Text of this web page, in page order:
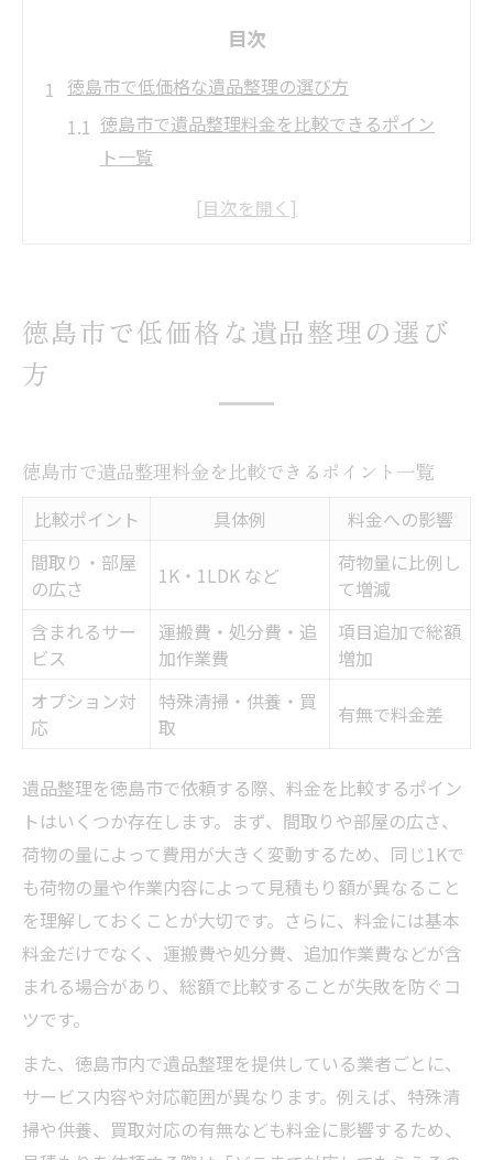
目次
徳島市で低価格な遺品整理の選び方
徳島市で遺品整理料金を比較できるポイン
ト一覧
低価格遺品整理を選ぶ際の見極め方とは
法
間取り別・徳島市の遺品整理費用相場早見
遺品整理費用が変動する主な要因とは
安心できる遺品整理サービスの特徴を解説
追加料金が発生しやすいケースの注意点
徳島市で利用できる遺品整理の補助制度
費用を抑える遺品整理の賢い進め方
遺品整理の費用を抑える具体的な方法比較
不用品買取を活用した遺品整理の節約術
複数業者へ見積もり依頼するメリット
徳島市で安く依頼できる時期やタイミング
自分でできる遺品整理と業者依頼の違い
納得できる遺品整理を実現する秘訣
遺品整理で後悔しないためのポイント比較
家族と話し合いながら進めるコツ
徳島市で遺品供養を依頼する際の流れ
低価格サービスを選ぶ際の注意点とは
低価格遺品整理業者のサービス比較表
徳島市で低価格な遺品整理の選び
方
徳島市で遺品整理料金を比較できるポイント一覧
比較ポイント 具体例
料金への影響
間取り・部屋
の広さ
1K・1LDK など
荷物量に比例し
て増減
含まれるサー
ビス
運搬費・処分費・追
加作業費
項目追加で総額
増加
オプション対
応
特殊清掃・供養・買
取
有無で料金差
遺品整理を徳島市で依頼する際、料金を比較するポイン
トはいくつか存在します。まず、間取りや部屋の広さ、
荷物の量によって費用が大きく変動するため、同じ1Kで
も荷物の量や作業内容によって見積もり額が異なること
を理解しておくことが大切です。さらに、料金には基本
料金だけでなく、運搬費や処分費、追加作業費などが含
まれる場合があり、総額で比較することが失敗を防ぐコ
ツです。
また、徳島市内で遺品整理を提供している業者ごとに、
サービス内容や対応範囲が異なります。例えば、特殊清
掃や供養、買取対応の有無なども料金に影響するため、